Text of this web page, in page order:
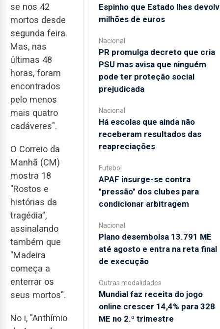
se nos 42
mortos desde
segunda feira.
Mas, nas
últimas 48
horas, foram
encontrados
pelo menos
mais quatro
cadáveres".
O Correio da
Manhã (CM)
mostra 18
"Rostos e
histórias da
tragédia",
assinalando
também que
"Madeira
começa a
enterrar os
seus mortos".
No i, "Anthímio
Espinho que Estado lhes
milhões de euros
Nacional
PR promulga decreto que cria
PSU mas avisa que ninguém
pode ter proteção social
prejudicada
Nacional
Há escolas que ainda não
receberam resultados das
reapreciações
Futebol
APAF insurge-se contra
"pressão" dos clubes para
condicionar arbitragem
Nacional
Plano desembolsa 13.791 ME
até agosto e entra na reta final
de execução
Outras modalidades
Mundial faz receita do jogo
online crescer 14,4% para 328
ME no 2.º trimestre